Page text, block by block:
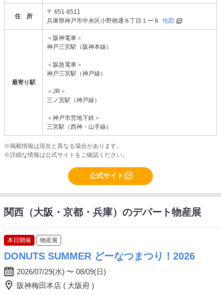
住 所
〒 651-8511
兵庫県神戸市中央区小野柄通８丁目１ー８ 地図
最寄り駅
＜阪神電車＞
神戸三宮駅（阪神本線）
＜阪急電車＞
神戸三宮駅（神戸線）
＜JR＞
三ノ宮駅（神戸線）
＜神戸市営地下鉄＞
三宮駅（西神・山手線）
※掲載情報は現在と異なる場合があります。
※詳細な情報は公式サイトをご確認ください。
公式サイト
関西（大阪・京都・兵庫）のデパート物産展
本日開催 物産展
DONUTS SUMMER どーなつまつり！2026
2026/07/29(水) 〜 08/09(日)
阪神梅田本店 ( 大阪府 )